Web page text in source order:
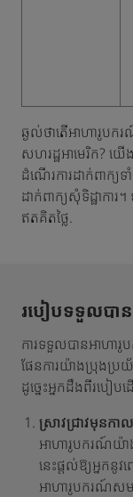
ឆ្ងល់ថាតើអាហារូប
សហរដ្ឋអាមេរិក? យ
ដំណើរការដាក់ពាក្យ
ដាក់ពាក្យសុំទិដ្ឋាកា
ឥតគិតថ្លៃ.
របៀបទទួលបា
ការទទួលបានអាហារូ
ផែនការយ៉ាងប្រុងប្រយ័
ដូច្នេះអ្នកដឹងពីរបៀប
ស្រាវជ្រាវមុនក
អាហារូបករណ៍យ៉ា
នេះផ្តល់ឱ្យអ្នកនូ
អាហារូបករណ៍សម